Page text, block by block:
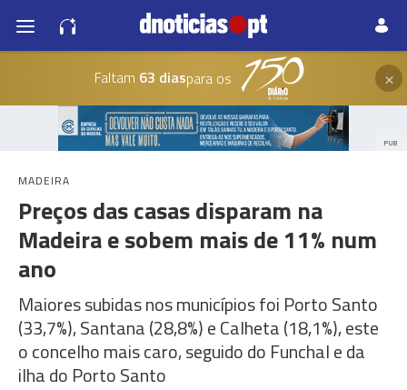
Faltam 63 diaspara os ×
PUB
MADEIRA
Preços das casas disparam na
Madeira e sobem mais de 11% num
ano
Maiores subidas nos municípios foi Porto Santo
(33,7%), Santana (28,8%) e Calheta (18,1%), este
o concelho mais caro, seguido do Funchal e da
ilha do Porto Santo